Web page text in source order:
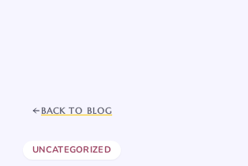
BACK TO BLOG
UNCATEGORIZED